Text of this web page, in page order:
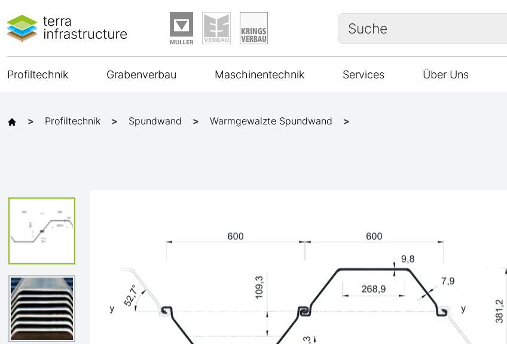
Suche
Profiltechnik Grabenverbau Maschinentechnik Services Über Uns
Profiltechnik Spundwand Warmgewalzte Spundwand